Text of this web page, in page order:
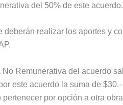
del 50% de este acuerdo.
deberán realizar los aportes y
Remunerativa del acuerdo
este acuerdo la suma de
por opción a otra